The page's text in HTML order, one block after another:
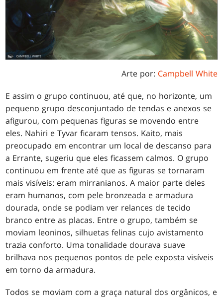
Arte por: Campbell White
E assim o grupo continuou, até que, no horizonte, um
pequeno grupo desconjuntado de tendas e anexos se
afigurou, com pequenas figuras se movendo entre
eles. Nahiri e Tyvar ficaram tensos. Kaito, mais
preocupado em encontrar um local de descanso para
a Errante, sugeriu que eles ficassem calmos. O grupo
continuou em frente até que as figuras se tornaram
mais visíveis: eram mirranianos. A maior parte deles
eram humanos, com pele bronzeada e armadura
dourada, onde se podiam ver relances de tecido
branco entre as placas. Entre o grupo, também se
moviam leoninos, silhuetas felinas cujo avistamento
trazia conforto. Uma tonalidade dourava suave
brilhava nos pequenos pontos de pele exposta visíveis
em torno da armadura.
Todos se moviam com a graça natural dos orgânicos, e